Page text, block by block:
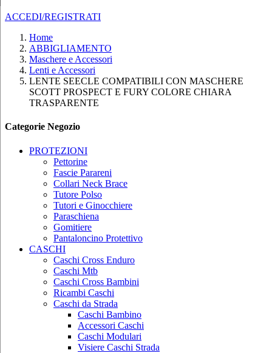
ACCEDI/REGISTRATI
Home
ABBIGLIAMENTO
Maschere e Accessori
Lenti e Accessori
LENTE SEECLE COMPATIBILI CON MASCHERE
SCOTT PROSPECT E FURY COLORE CHIARA
TRASPARENTE
Categorie Negozio
PROTEZIONI
Pettorine
Fascie Parareni
Collari Neck Brace
Tutore Polso
Tutori e Ginocchiere
Paraschiena
Gomitiere
Pantaloncino Protettivo
CASCHI
Caschi Cross Enduro
Caschi Mtb
Caschi Cross Bambini
Ricambi Caschi
Caschi da Strada
Caschi Bambino
Accessori Caschi
Caschi Modulari
Visiere Caschi Strada